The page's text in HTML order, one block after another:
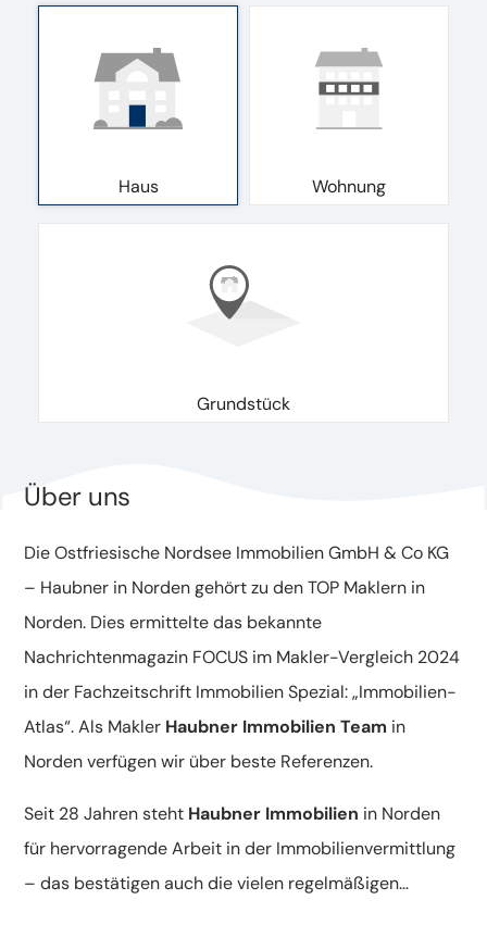
Haus Wohnung
Grundstück
Über uns
Die Ostfriesische Nordsee Immobilien GmbH & Co KG
– Haubner in Norden gehört zu den TOP Maklern in
Norden. Dies ermittelte das bekannte
Nachrichtenmagazin FOCUS im Makler-Vergleich 2024
in der Fachzeitschrift Immobilien Spezial: „Immobilien-
Atlas“. Als Makler Haubner Immobilien Team in
Norden verfügen wir über beste Referenzen.
Seit 28 Jahren steht Haubner Immobilien in Norden
für hervorragende Arbeit in der Immobilienvermittlung
– das bestätigen auch die vielen regelmäßigen